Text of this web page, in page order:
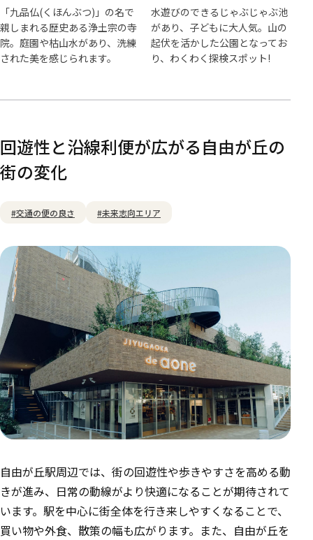
「九品仏(くほんぶつ)」の名で
親しまれる歴史ある浄土宗の寺
院。庭園や枯山水があり、洗練
された美を感じられます。
水遊びのできるじゃぶじゃぶ池
があり、子どもに大人気。山の
起伏を活かした公園となってお
り、わくわく探検スポット!
回遊性と沿線利便が広がる自由が丘の
街の変化
自由が丘駅周辺では、街の回遊性や歩きやすさを高める動
きが進み、日常の動線がより快適になることが期待されて
います。駅を中心に街全体を行き来しやすくなることで、
買い物や外食、散策の幅も広がります。また、自由が丘を
#交通の便の良さ #未来志向エリア